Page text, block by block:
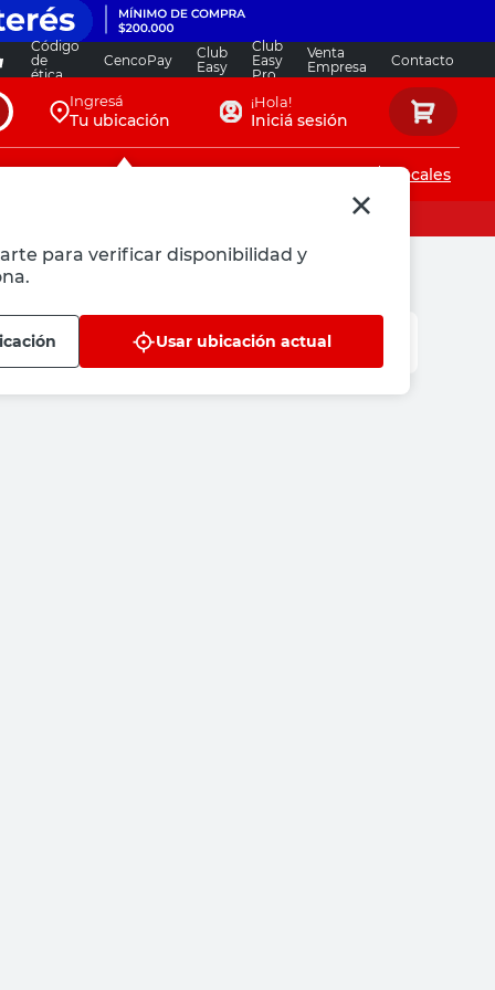
Código
de
ética
CencoPay
Club
Easy
Club
Easy
Pro
Venta
Empresa
Contacto
Ingresá
Tu ubicación
para verificar disponibilidad y
Usar ubicación actual
¡Hola!
Iniciá sesión
Locales